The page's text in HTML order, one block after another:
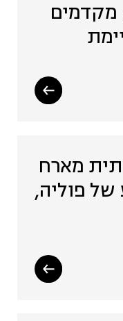
מקדמים
מארח
של פוליה,